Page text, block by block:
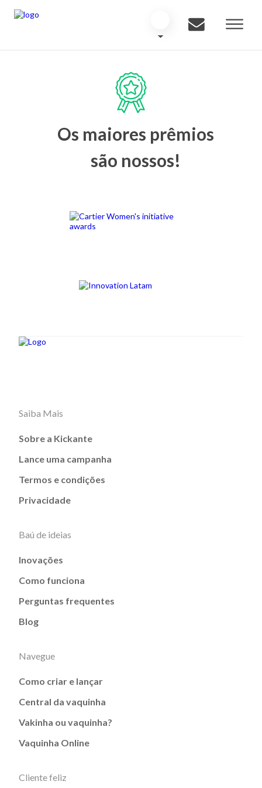
Os maiores prêmios
são nossos!
Saiba Mais
Sobre a Kickante
Lance uma campanha
Termos e condições
Privacidade
Baú de ideias
Inovações
Como funciona
Perguntas frequentes
Blog
Navegue
Como criar e lançar
Central da vaquinha
Vakinha ou vaquinha?
Vaquinha Online
Cliente feliz